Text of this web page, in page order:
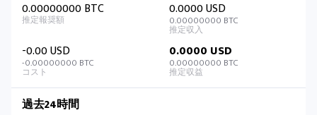
0.00000000 BTC
0.0000 USD
0.00000000 BTC
-0.00 USD
-0.00000000 BTC
0.0000 USD
0.00000000 BTC
過去24時間